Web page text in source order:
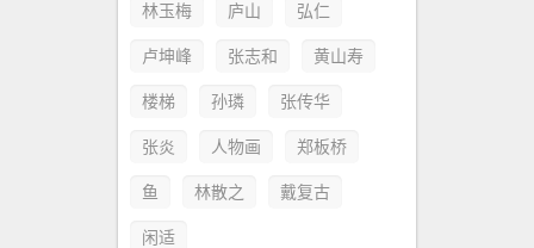
林玉梅 庐山 弘仁
卢坤峰 张志和 黄山寿
楼梯 孙璘 张传华
张炎 人物画 郑板桥
鱼 林散之 戴复古
闲适